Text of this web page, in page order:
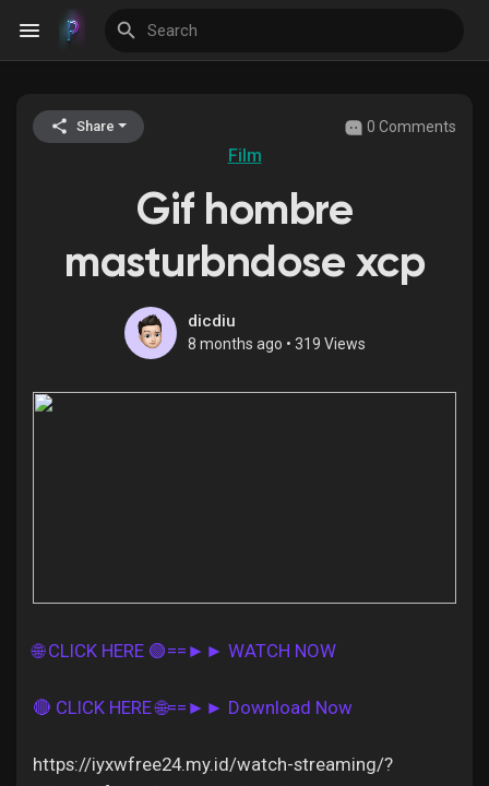
Discover Events
My Events
Discover Blogs
Liked Pages
Popular Posts
Share 0 Comments
Film
Gif hombre
masturbndose xcp
dicdiu
8 months ago • 319 Views
🌐 CLICK HERE 🟢==►► WATCH NOW
🔴 CLICK HERE 🌐==►► Download Now
https://iyxwfree24.my.id/watch-streaming/?